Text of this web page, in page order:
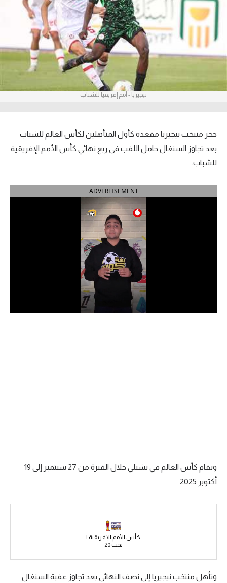
آراء حرة
ركن الألعاب
أمريكا 2026
الدوري الإنجليزي الممتاز
الدوري الإسباني
الدوري السعودي للمحترفين
دوري أبطال إفريقيا
سعودي في الجول
الدوري الإنجليزي
نيجيريا - أمم إفريقيا للشباب
حجز منتخب نيجيريا مقعده كأول المتأهلين لكأس العالم للشباب
بعد تجاوز السنغال حامل اللقب في ربع نهائي كأس الأمم الإفريقية
للشباب.
ADVERTISEMENT
ويقام كأس العالم في تشيلي خلال الفترة من 27 سبتمبر إلى 19
أكتوبر 2025.
كأس الأمم الإفريقية |
تحت 20
وتأهل منتخب نيجيريا إلى نصف النهائي بعد تجاوز عقبة السنغال